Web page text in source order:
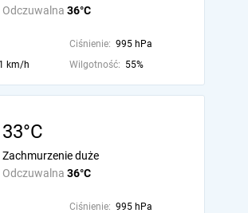
Odczuwalna 36°C
Ciśnienie: 995 hPa
km/h Wilgotność: 55%
33°C
Odczuwalna 36°C
Zachmurzenie duże
Ciśnienie: 995 hPa